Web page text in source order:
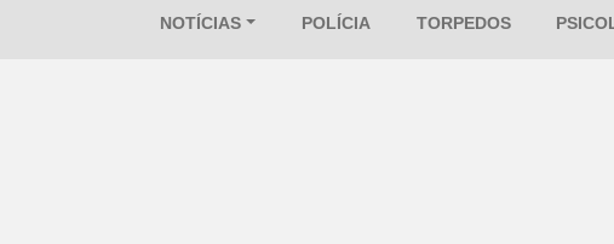
NOTÍCIAS POLÍCIA TORPEDOS